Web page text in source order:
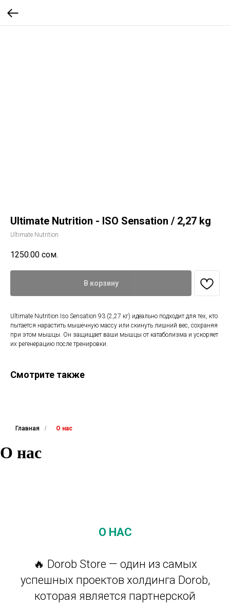
Ultimate Nutrition - ISO Sensation / 2,27 kg
Ultimate Nutrition
1250.00 сом.
В корзину
Ultimate Nutrition Iso Sensation 93 (2,27 кг) идеально подходит для тех, кто
пытается нарастить мышечную массу или скинуть лишний вес, сохраняя
при этом мышцы. Он защищает ваши мышцы от катаболизма и ускоряет
их регенерацию после тренировки.
Смотрите также
Главная / О нас
О нас
О НАС
🔥 Dorob Store — один из самых
успешных проектов холдинга Dorob,
которая является партнерской